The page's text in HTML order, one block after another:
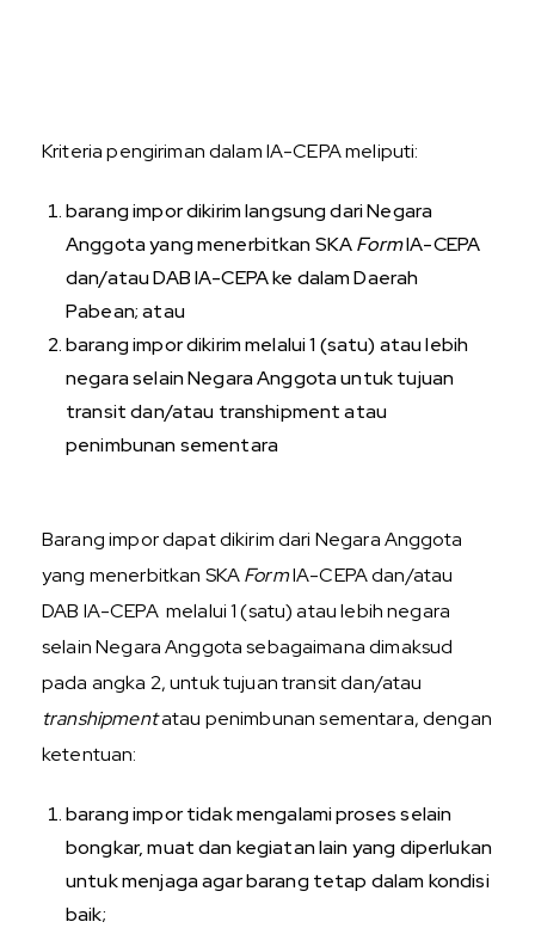
Kriteria pengiriman dalam IA-CEPA meliputi:
barang impor dikirim langsung dari Negara
Anggota yang menerbitkan SKAFormIA-CEPA
dan/atau DAB IA-CEPA ke dalam Daerah
Pabean; atau
barang impor dikirim melalui 1 (satu) atau lebih
negara selain Negara Anggota untuk tujuan
transit dan/atau transhipment atau
penimbunan sementara
Barang impor dapat dikirim dari Negara Anggota
yang menerbitkan SKAFormIA-CEPA dan/atau
DAB IA-CEPA melalui 1 (satu) atau lebih negara
selain Negara Anggota sebagaimana dimaksud
pada angka 2, untuk tujuan transit dan/atau
transhipmentatau penimbunan sementara, dengan
ketentuan:
barang impor tidak mengalami proses selain
bongkar, muat dan kegiatan lain yang diperlukan
untuk menjaga agar barang tetap dalam kondisi
baik;